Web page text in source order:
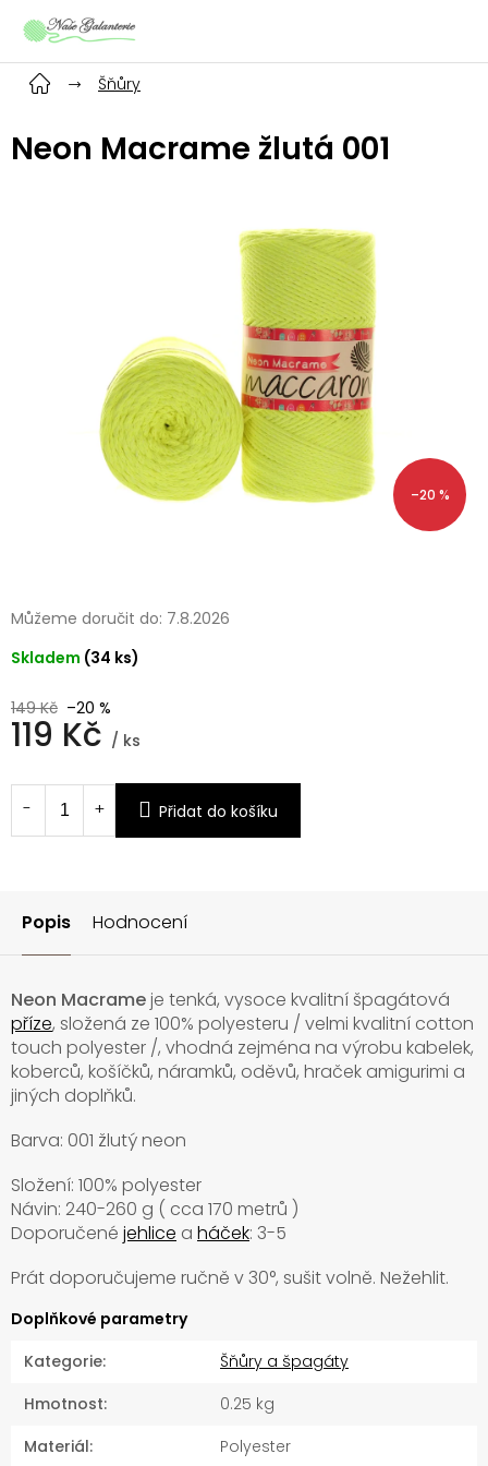
Šňůry
Neon Macrame žlutá 001
–20 %
149 Kč –20 %
119 Kč / ks
cena:
Skladem (34 ks)
Můžeme doručit do: 7.8.2026
Přidat do košíku
Popis Hodnocení
Neon Macrameje tenká, vysoce kvalitní špagátová
příze, složená ze 100% polyesteru / velmi kvalitní cotton
touch polyester /, vhodná zejména na výrobu kabelek,
koberců, košíčků, náramků, oděvů, hraček amigurimi a
jiných doplňků.
Barva: 001 žlutý neon
Složení: 100% polyester
Návin: 240-260 g ( cca 170 metrů )
Doporučené jehlice a háček: 3-5
Prát doporučujeme ručně v30°, sušit volně. Nežehlit.
Doplňkové parametry
Kategorie:
Šňůry a špagáty
Hmotnost:
0.25 kg
Materiál: Polyester